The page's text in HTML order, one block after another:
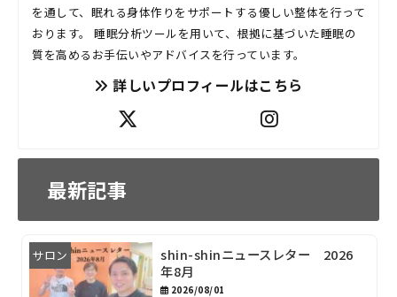
を通して、眠れる身体作りをサポートする優しい整体を行って
おります。 睡眠分析ツールを用いて、根拠に基づいた睡眠の
質を高めるお手伝いやアドバイスを行っています。
詳しいプロフィールはこちら
最新記事
サロン
shin-shinニュースレター 2026
年8月
2026/08/01